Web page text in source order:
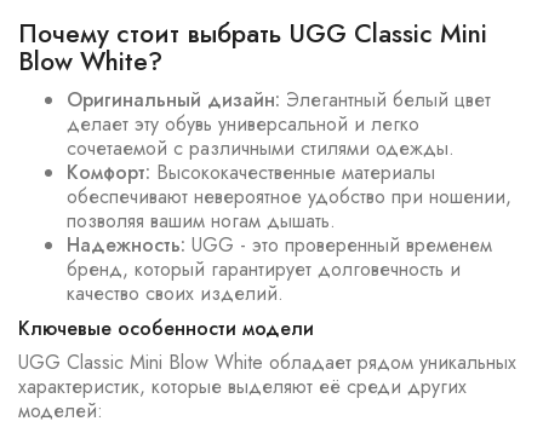
Почему стоит выбрать UGG Classic Mini
Blow White?
Оригинальный дизайн: Элегантный белый цвет
делает эту обувь универсальной и легко
сочетаемой с различными стилями одежды.
Комфорт: Высококачественные материалы
обеспечивают невероятное удобство при ношении,
позволяя вашим ногам дышать.
Надежность: UGG - это проверенный временем
бренд, который гарантирует долговечность и
качество своих изделий.
Ключевые особенности модели
UGG Classic Mini Blow White обладает рядом уникальных
характеристик, которые выделяют её среди других
моделей: